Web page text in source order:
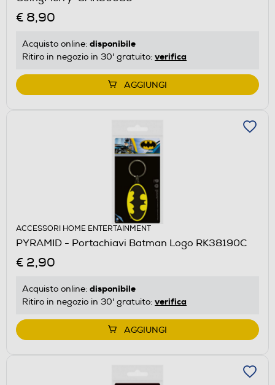
€ 8,90
Acquisto online: disponibile
Ritiro in negozio in 30' gratuito: verifica
AGGIUNGI
ACCESSORI HOME ENTERTAINMENT
PYRAMID - Portachiavi Batman Logo RK38190C
€ 2,90
Acquisto online: disponibile
Ritiro in negozio in 30' gratuito: verifica
AGGIUNGI